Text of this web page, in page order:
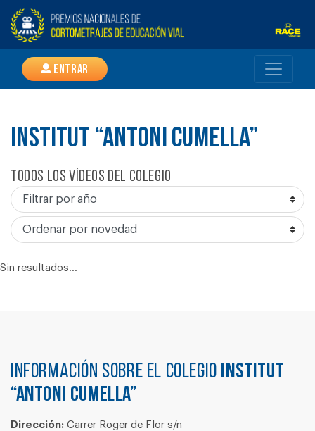
Entrar
INSTITUT “ANTONI CUMELLA”
Todos los vídeos del colegio
Sin resultados...
Información sobre el colegio INSTITUT
“ANTONI CUMELLA”
Dirección: Carrer Roger de Flor s/n